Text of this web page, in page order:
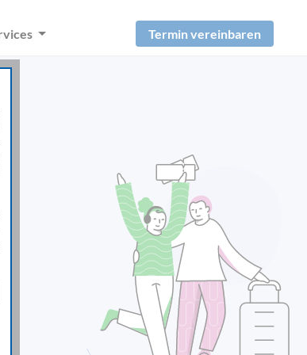
Termin vereinbaren